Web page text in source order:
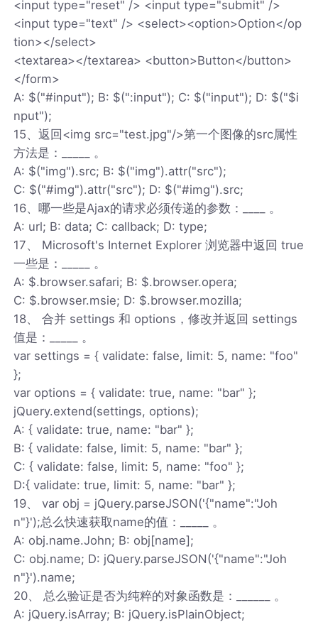
<input type="reset" /> <input type="submit" />
<input type="text" /> <select><option>Option</op
tion></select>
<textarea></textarea> <button>Button</button>
</form>
A: $("#input"); B: $(":input"); C: $("input"); D: $("$i
nput");
15、返回<img src="test.jpg"/>第一个图像的src属性
方法是：_____ 。
A: $("img").src; B: $("img").attr("src");
C: $("#img").attr("src"); D: $("#img").src;
16、哪一些是Ajax的请求必须传递的参数：____ 。
A: url; B: data; C: callback; D: type;
17、 Microsoft's Internet Explorer 浏览器中返回 true
一些是：_____ 。
A: $.browser.safari; B: $.browser.opera;
C: $.browser.msie; D: $.browser.mozilla;
18、 合并 settings 和 options，修改并返回 settings
值是：_____ 。
var settings = { validate: false, limit: 5, name: "foo"
};
var options = { validate: true, name: "bar" };
jQuery.extend(settings, options);
A: { validate: true, name: "bar" };
B: { validate: false, limit: 5, name: "bar" };
C: { validate: false, limit: 5, name: "foo" };
D:{ validate: true, limit: 5, name: "bar" };
19、 var obj = jQuery.parseJSON('{"name":"Joh
n"}');总么快速获取name的值：_____ 。
A: obj.name.John; B: obj[name];
C: obj.name; D: jQuery.parseJSON('{"name":"Joh
n"}').name;
20、 总么验证是否为纯粹的对象函数是：______ 。
A: jQuery.isArray; B: jQuery.isPlainObject;